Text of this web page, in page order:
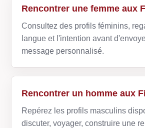
Rencontrer une femme aux
Consultez des profils féminins,
langue et l'intention avant
message personnalisé.
Rencontrer un homme aux
Repérez les profils masculins
discuter, voyager, construire une